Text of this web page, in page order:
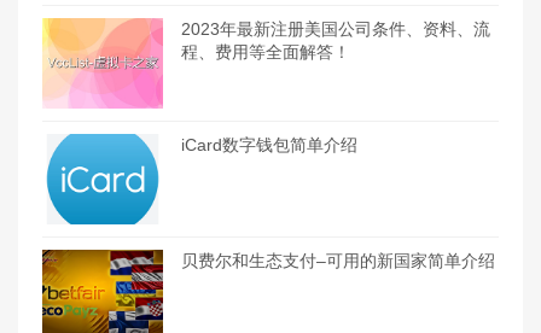
2023年最新注册美国公司条件、资料、流
程、费用等全面解答！
iCard数字钱包简单介绍
贝费尔和生态支付–可用的新国家简单介绍